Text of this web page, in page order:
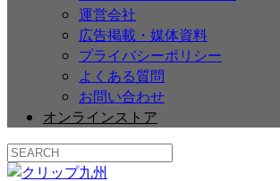
運営会社
広告掲載・媒体資料
プライバシーポリシー
よくある質問
お問い合わせ
オンラインストア